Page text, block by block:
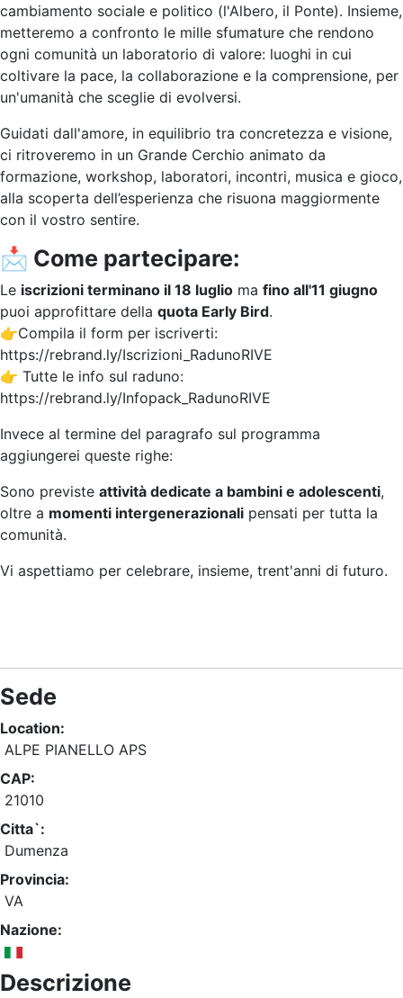
cambiamento sociale e politico (l'Albero, il Ponte). Insieme,
metteremo a confronto le mille sfumature che rendono
ogni comunità un laboratorio di valore: luoghi in cui
coltivare la pace, la collaborazione e la comprensione, per
un'umanità che sceglie di evolversi.
Guidati dall'amore, in equilibrio tra concretezza e visione,
ci ritroveremo in un Grande Cerchio animato da
formazione, workshop, laboratori, incontri, musica e gioco,
alla scoperta dell’esperienza che risuona maggiormente
con il vostro sentire.
📩 Come partecipare:
Le iscrizioni terminano il 18 luglio ma fino all'11 giugno
puoi approfittare della quota Early Bird.
👉Compila il form per iscriverti:
https://rebrand.ly/Iscrizioni_RadunoRIVE
👉 Tutte le info sul raduno:
https://rebrand.ly/Infopack_RadunoRIVE
Invece al termine del paragrafo sul programma
aggiungerei queste righe:
Sono previste attività dedicate a bambini e adolescenti,
oltre a momenti intergenerazionali pensati per tutta la
comunità.
Vi aspettiamo per celebrare, insieme, trent'anni di futuro.
Sede
Location:
ALPE PIANELLO APS
CAP:
21010
Citta`:
Dumenza
Provincia:
VA
Nazione:
Descrizione